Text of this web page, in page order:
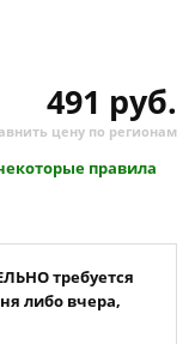
491 руб.
цену по регионам
правила
требуется
либо вчера,